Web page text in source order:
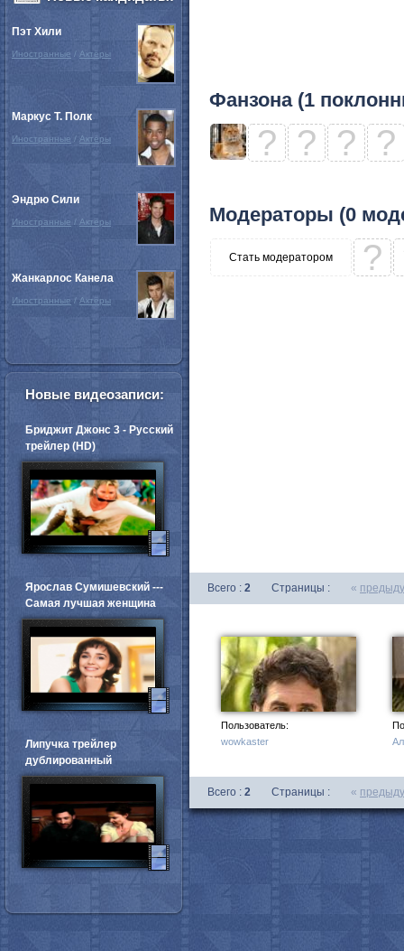
Фанзона (1
? ? ? ?
Модераторы (0
Стать модератором ?
Всего : 2 Страницы : «
Пользователь:
wowkaster
Всего : 2 Страницы : «
Пэт Хили
Иностранные / Актёры
Маркус Т. Полк
Иностранные / Актёры
Эндрю Сили
Иностранные / Актёры
Жанкарлос Канела
Иностранные / Актёры
Новые видеозаписи:
Бриджит Джонс 3 - Русский
трейлер (HD)
Ярослав Сумишевский ---
Самая лучшая женщина
Липучка трейлер
дублированный